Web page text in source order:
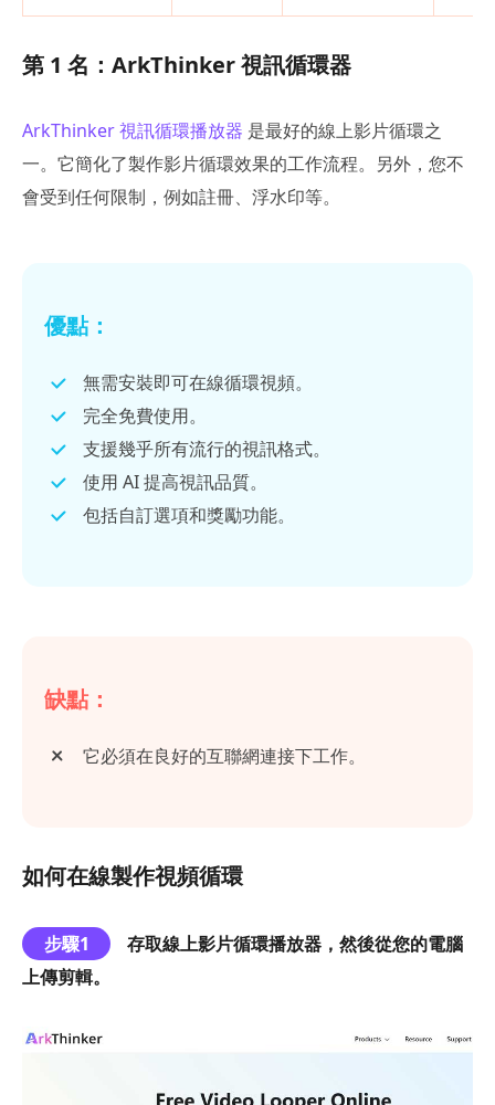
第 1 名：ArkThinker 視訊循環器
ArkThinker 視訊循環播放器 是最好的線上影片循環之
一。它簡化了製作影片循環效果的工作流程。另外，您不
會受到任何限制，例如註冊、浮水印等。
優點：
無需安裝即可在線循環視頻。
完全免費使用。
支援幾乎所有流行的視訊格式。
使用 AI 提高視訊品質。
包括自訂選項和獎勵功能。
缺點：
它必須在良好的互聯網連接下工作。
如何在線製作視頻循環
步驟1
存取線上影片循環播放器，然後從您的電腦
上傳剪輯。